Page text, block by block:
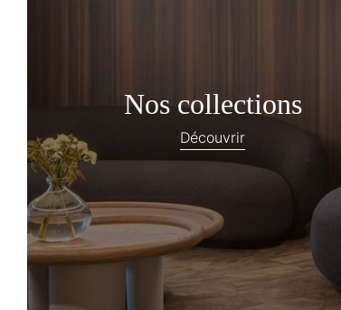
Nos collections
Découvrir